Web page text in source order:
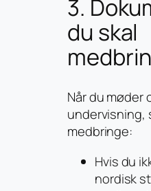
3.
du skal
Når du møder
undervisning,
medbringe:
Hvis du
nordisk